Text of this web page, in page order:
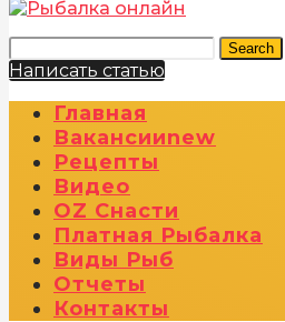
Search
Написать статью
Главная
ВакансииNew
Рецепты
Видео
OZ Снасти
Платная Рыбалка
Виды Рыб
Отчеты
Контакты